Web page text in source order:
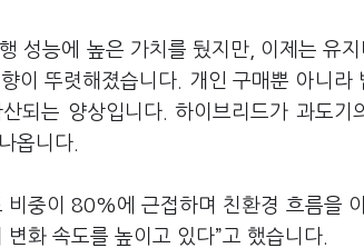
성능에 높은 가치를 뒀지만, 이제는 유
이 뚜렷해졌습니다. 개인 구매뿐 아니라
되는 양상입니다. 하이브리드가 과도기
옵니다.
중이 80%에 근접하며 친환경 흐름을
화 속도를 높이고 있다”고 했습니다.